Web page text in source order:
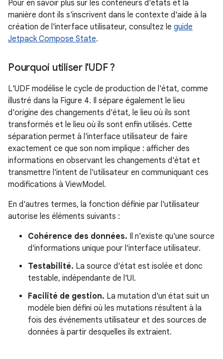
Pour en savoir plus sur les conteneurs d'états et la
manière dont ils s'inscrivent dans le contexte d'aide à la
création de l'interface utilisateur, consultez le guide
Jetpack Compose State.
Pourquoi utiliser l'UDF ?
L'UDF modélise le cycle de production de l'état, comme
illustré dans la Figure 4. Il sépare également le lieu
d'origine des changements d'état, le lieu où ils sont
transformés et le lieu où ils sont enfin utilisés. Cette
séparation permet à l'interface utilisateur de faire
exactement ce que son nom implique : afficher des
informations en observant les changements d'état et
transmettre l'intent de l'utilisateur en communiquant ces
modifications à ViewModel.
En d'autres termes, la fonction définie par l'utilisateur
autorise les éléments suivants :
Cohérence des données. Il n'existe qu'une source
d'informations unique pour l'interface utilisateur.
Testabilité. La source d'état est isolée et donc
testable, indépendante de l'UI.
Facilité de gestion. La mutation d'un état suit un
modèle bien défini où les mutations résultent à la
fois des événements utilisateur et des sources de
données à partir desquelles ils extraient.